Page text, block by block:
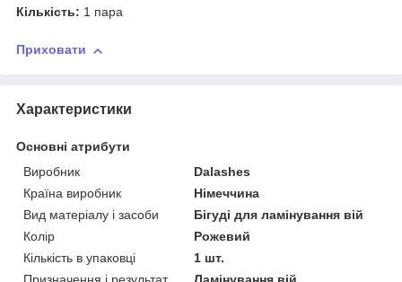
Кількість: 1 пара
Приховати
Характеристики
Основні атрибути
Виробник
Dalashes
Країна виробник
Німеччина
Вид матеріалу і засоби
Бігуді для ламінування вій
Колір
Рожевий
Кількість в упаковці
1 шт.
Призначення і результат
Ламінування вій